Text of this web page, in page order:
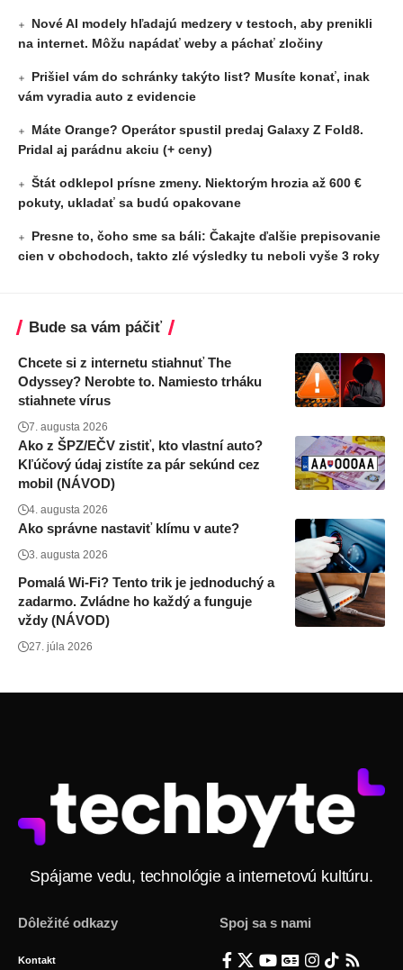
Nové AI modely hľadajú medzery v testoch, aby prenikli
na internet. Môžu napádať weby a páchať zločiny
Prišiel vám do schránky takýto list? Musíte konať, inak
vám vyradia auto z evidencie
Máte Orange? Operátor spustil predaj Galaxy Z Fold8.
Pridal aj parádnu akciu (+ ceny)
Štát odklepol prísne zmeny. Niektorým hrozia až 600 €
pokuty, ukladať sa budú opakovane
Presne to, čoho sme sa báli: Čakajte ďalšie prepisovanie
cien v obchodoch, takto zlé výsledky tu neboli vyše 3 roky
Bude sa vám páčiť
Chcete si z internetu stiahnuť The
Odyssey? Nerobte to. Namiesto trháku
stiahnete vírus
7. augusta 2026
Ako z ŠPZ/EČV zistiť, kto vlastní auto?
Kľúčový údaj zistíte za pár sekúnd cez
mobil (NÁVOD)
4. augusta 2026
Ako správne nastaviť klímu v aute?
3. augusta 2026
Pomalá Wi-Fi? Tento trik je jednoduchý a
zadarmo. Zvládne ho každý a funguje
vždy (NÁVOD)
27. júla 2026
Spájame vedu, technológie a internetovú kultúru.
Dôležité odkazy
Kontakt
Spoj sa s nami